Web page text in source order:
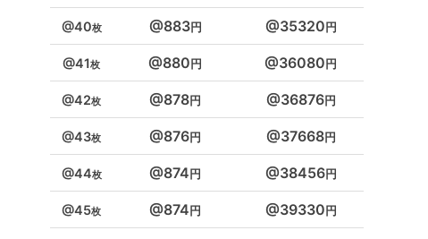
40 883 35320
41 880 36080
42 878 36876
43 876 37668
44 874 38456
45 874 39330